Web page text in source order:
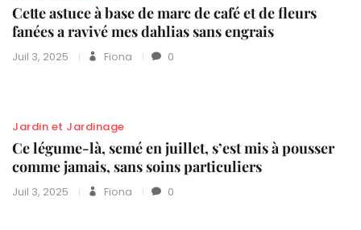
Cette astuce à base de marc de café et de fleurs
fanées a ravivé mes dahlias sans engrais
Juil 3, 2025 Fiona 0
Jardin et Jardinage
Ce légume-là, semé en juillet, s’est mis à pousser
comme jamais, sans soins particuliers
Juil 3, 2025 Fiona 0